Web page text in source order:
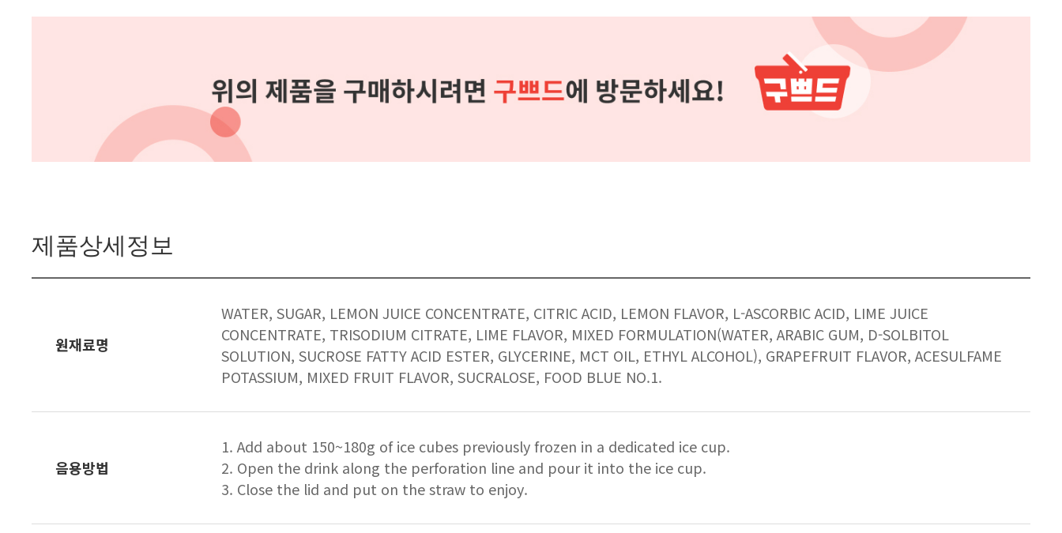
제품상세정보
원재료명
WATER, SUGAR, LEMON JUICE CONCENTRATE, CITRIC ACID, LEMON FLAVOR, L-ASCORBIC ACID, LIME JUICE
CONCENTRATE, TRISODIUM CITRATE, LIME FLAVOR, MIXED FORMULATION(WATER, ARABIC GUM, D-SOLBITOL
SOLUTION, SUCROSE FATTY ACID ESTER, GLYCERINE, MCT OIL, ETHYL ALCOHOL), GRAPEFRUIT FLAVOR, ACESULFAME
POTASSIUM, MIXED FRUIT FLAVOR, SUCRALOSE, FOOD BLUE NO.1.
음용방법
1. Add about 150~180g of ice cubes previously frozen in a dedicated ice cup.
2. Open the drink along the perforation line and pour it into the ice cup.
3. Close the lid and put on the straw to enjoy.